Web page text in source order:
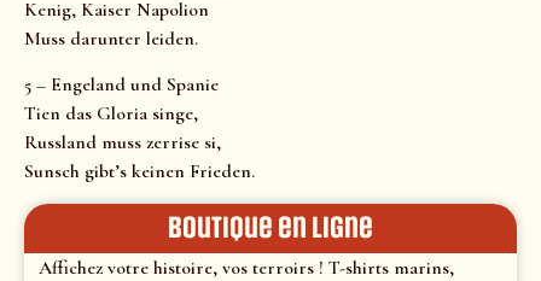
Kenig, Kaiser Napolion
Muss darunter leiden.
5 – Engeland und Spanie
Tien das Gloria singe,
Russland muss zerrise si,
Sunsch gibt’s keinen Frieden.
Boutique en ligne
Affichez votre histoire, vos terroirs ! T-shirts marins,